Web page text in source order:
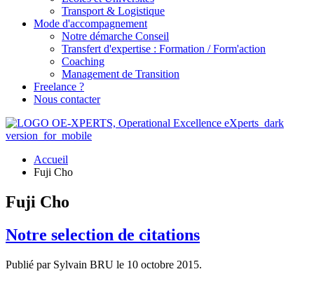
Transport & Logistique
Mode d'accompagnement
Notre démarche Conseil
Transfert d'expertise : Formation / Form'action
Coaching
Management de Transition
Freelance ?
Nous contacter
Accueil
Fuji Cho
Fuji Cho
Notre selection de citations
Publié par Sylvain BRU le 10 octobre 2015.